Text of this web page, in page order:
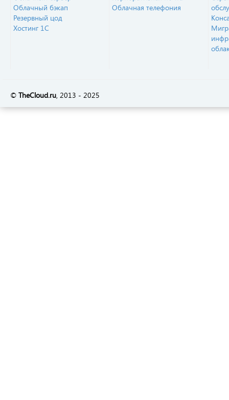
Облачный бэкап
Резервный цод
Хостинг 1С
Облачная телефония
© TheСloud.ru, 2013 - 2025